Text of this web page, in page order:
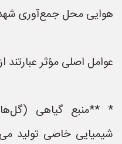
هوایی محل جمع‌آوری
عوامل اصلی مؤثر عبارتند
شیمیایی خاصی تولید